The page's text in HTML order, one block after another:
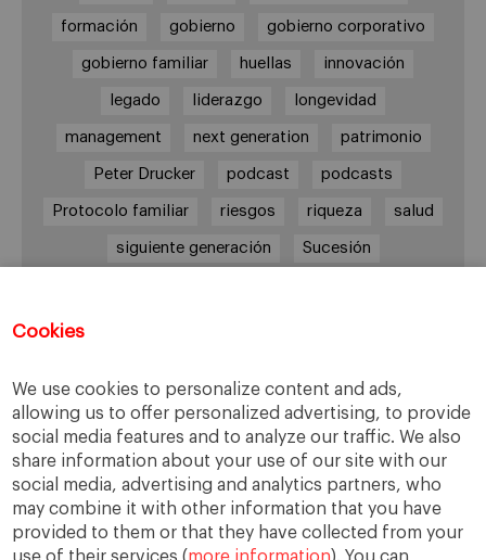
Cookies
We use cookies to personalize content and ads,
allowing us to offer personalized advertising, to provide
social media features and to analyze our traffic. We also
share information about your use of our site with our
social media, advertising and analytics partners, who
may combine it with other information that you have
provided to them or that they have collected from your
formación gobierno gobierno corporativo
gobierno familiar huellas innovación
legado liderazgo longevidad
management next generation patrimonio
Peter Drucker podcast podcasts
Protocolo familiar riesgos riqueza salud
siguiente generación Sucesión
Enlaces
Cátedra de Empresa Familiar
IESE Insight